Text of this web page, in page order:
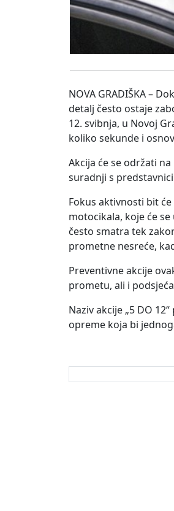
NOVA GRADIŠKA –
detalj često ostaje
12. svibnja, u Novoj
koliko sekunde i
Akcija će se održati
suradnji s
Fokus aktivnosti bit
motocikala, koje će
često smatra tek
prometne nesreće,
Preventivne akcije
prometu, ali i
Naziv akcije „5 DO
opreme koja bi